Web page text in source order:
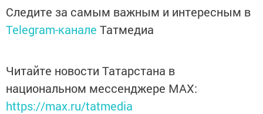
Следите за самым важным и интересным в
Telegram-канале Татмедиа
Читайте новости Татарстана в
национальном мессенджере MАХ:
https://max.ru/tatmedia